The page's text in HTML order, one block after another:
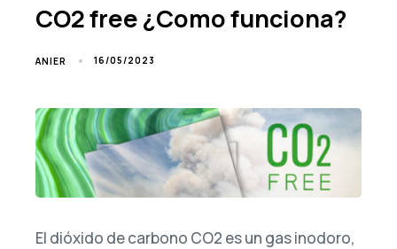
CO2 free ¿Como funciona?
ANIER 16/05/2023
El dióxido de carbono CO2 es un gas inodoro,